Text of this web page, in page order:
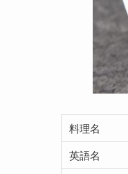
料理名
英語名